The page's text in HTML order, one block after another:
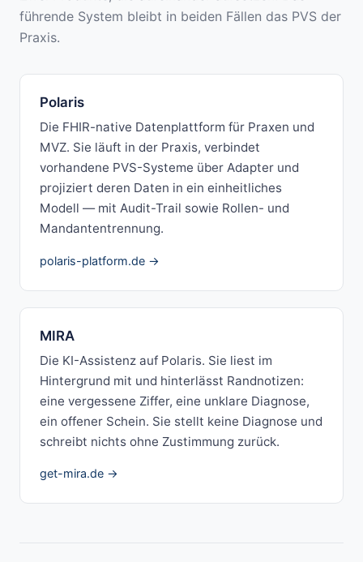
führende System bleibt in beiden Fällen das PVS der
Praxis.
Polaris
Die FHIR-native Datenplattform für Praxen und
MVZ. Sie läuft in der Praxis, verbindet
vorhandene PVS-Systeme über Adapter und
projiziert deren Daten in ein einheitliches
Modell — mit Audit-Trail sowie Rollen- und
Mandantentrennung.
polaris-platform.de →
MIRA
Die KI-Assistenz auf Polaris. Sie liest im
Hintergrund mit und hinterlässt Randnotizen:
eine vergessene Ziffer, eine unklare Diagnose,
ein offener Schein. Sie stellt keine Diagnose und
schreibt nichts ohne Zustimmung zurück.
get-mira.de →